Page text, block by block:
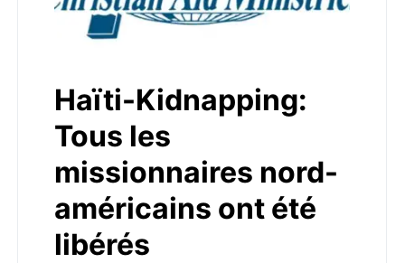
Haïti-Kidnapping:
Tous les
missionnaires nord-
américains ont été
libérés